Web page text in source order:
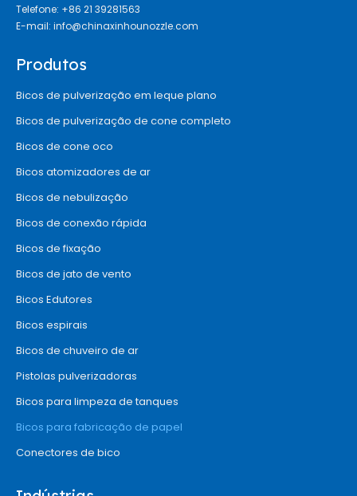
Telefone: +86 21 39281563
E-mail: info@chinaxinhounozzle.com
Produtos
Bicos de pulverização em leque plano
Bicos de pulverização de cone completo
Bicos de cone oco
Bicos atomizadores de ar
Bicos de nebulização
Bicos de conexão rápida
Bicos de fixação
Bicos de jato de vento
Bicos Edutores
Bicos espirais
Bicos de chuveiro de ar
Pistolas pulverizadoras
Bicos para limpeza de tanques
Bicos para fabricação de papel
Conectores de bico